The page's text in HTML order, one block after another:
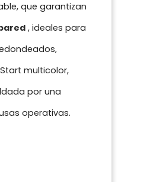
que garantizan
, ideales para
multicolor,
por una
operativas.